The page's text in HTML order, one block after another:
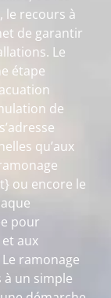
le recours à
de garantir
Le
étape
de
qu’aux
ou encore le
pour
aux
ramonage
à un simple